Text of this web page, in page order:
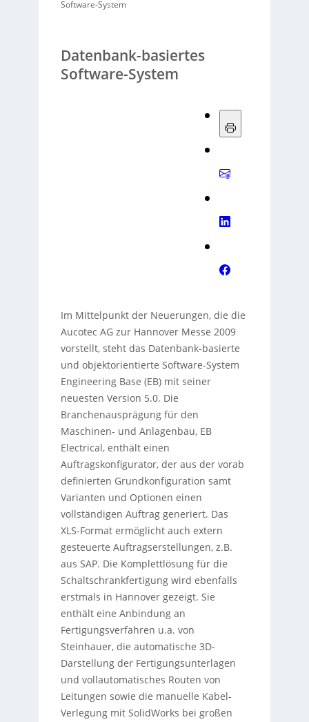
Software-System
Datenbank-basiertes
Software-System
Im Mittelpunkt der Neuerungen, die die
Aucotec AG zur Hannover Messe 2009
vorstellt, steht das Datenbank-basierte
und objektorientierte Software-System
Engineering Base (EB) mit seiner
neuesten Version 5.0. Die
Branchenausprägung für den
Maschinen- und Anlagenbau, EB
Electrical, enthält einen
Auftragskonfigurator, der aus der vorab
definierten Grundkonfiguration samt
Varianten und Optionen einen
vollständigen Auftrag generiert. Das
XLS-Format ermöglicht auch extern
gesteuerte Auftragserstellungen, z.B.
aus SAP. Die Komplettlösung für die
Schaltschrankfertigung wird ebenfalls
erstmals in Hannover gezeigt. Sie
enthält eine Anbindung an
Fertigungsverfahren u.a. von
Steinhauer, die automatische 3D-
Darstellung der Fertigungsunterlagen
und vollautomatisches Routen von
Leitungen sowie die manuelle Kabel-
Verlegung mit SolidWorks bei großen